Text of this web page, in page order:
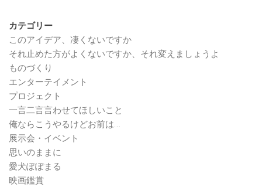
カテゴリー
このアイデア、凄くないですか
それ止めた方がよくないですか、それ変えましょうよ
ものづくり
エンターテイメント
プロジェクト
一言二言言わせてほしいこと
俺ならこうやるけどお前は…
展示会・イベント
思いのままに
愛犬ぽぽまる
映画鑑賞